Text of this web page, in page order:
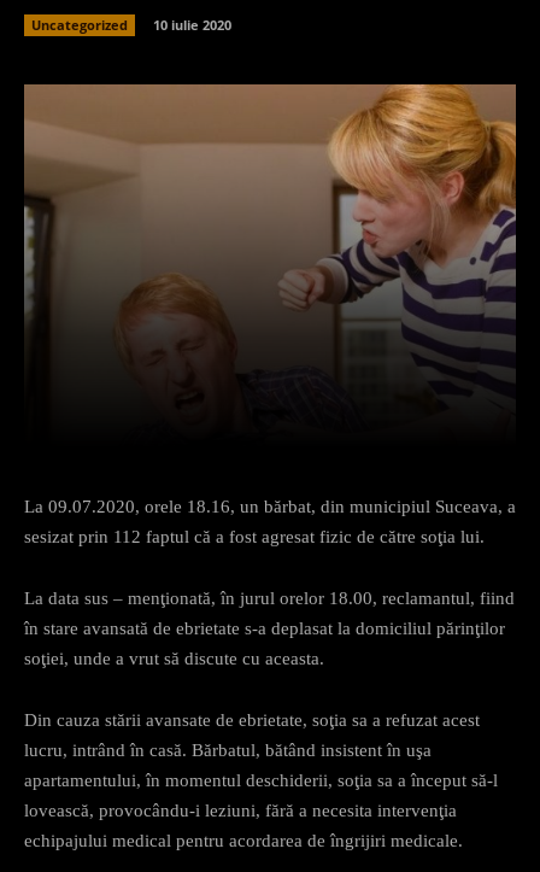
Uncategorized 10 iulie 2020
La 09.07.2020, orele 18.16, un bărbat, din municipiul Suceava, a
sesizat prin 112 faptul că a fost agresat fizic de către soţia lui.
La data sus – menţionată, în jurul orelor 18.00, reclamantul, fiind
în stare avansată de ebrietate s-a deplasat la domiciliul părinţilor
soţiei, unde a vrut să discute cu aceasta.
Din cauza stării avansate de ebrietate, soţia sa a refuzat acest
lucru, intrând în casă. Bărbatul, bătând insistent în uşa
apartamentului, în momentul deschiderii, soţia sa a început să-l
lovească, provocându-i leziuni, fără a necesita intervenţia
echipajului medical pentru acordarea de îngrijiri medicale.